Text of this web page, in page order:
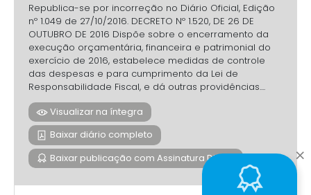
Republica-se por incorreção no Diário Oficial, Edição
nº 1.049 de 27/10/2016. DECRETO Nº 1.520, DE 26 DE
OUTUBRO DE 2016 Dispõe sobre o encerramento da
execução orçamentária, financeira e patrimonial do
exercício de 2016, estabelece medidas de controle
das despesas e para cumprimento da Lei de
Responsabilidade Fiscal, e dá outras providências....
Visualizar na íntegra
Baixar diário completo
Baixar publicação com Assinatura Digital